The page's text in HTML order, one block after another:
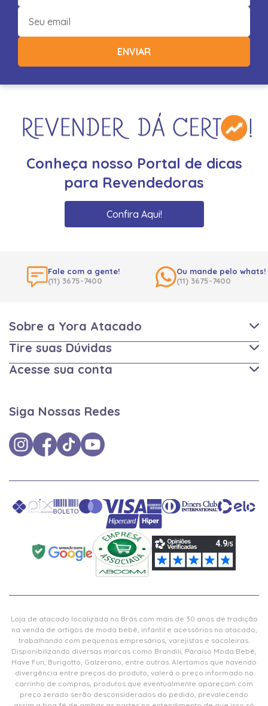
ENVIAR
Conheça nosso Portal de dicas
para Revendedoras
Confira Aqui!
Fale com a gente!
(11) 3675-7400
Ou mande pelo whats!
(11) 3675-7400
Sobre a Yora Atacado
Tire suas Dúvidas
Acesse sua conta
Siga Nossas Redes
Loja de atacado localizada no Brás com mais de 30 anos de tradição
na venda de artigos de moda bebê, infantil e acessórios no atacado,
trabalhando com pequenos empresários, varejistas e sacoleiras.
Disponibilizando diversas marcas como Brandili, Paraíso Moda Bebê,
Have Fun, Burigotto, Galzerano, entre outras. Alertamos que havendo
divergência entre preços do produto, valerá o preço informado no
carrinho de compras, produtos que eventualmente apareçam com
preço zerado serão desconsiderados do pedido, prevalecendo